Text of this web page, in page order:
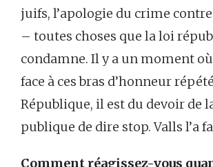
juifs, l’apologie du crime
– toutes choses que la loi
condamne. Il y a un moment
face à ces bras d’honneur
République, il est du devoir de
publique de dire stop. Valls l’a
Comment réagissez-vous